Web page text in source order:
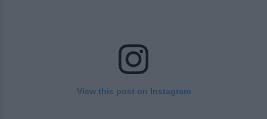
View this post on Instagram